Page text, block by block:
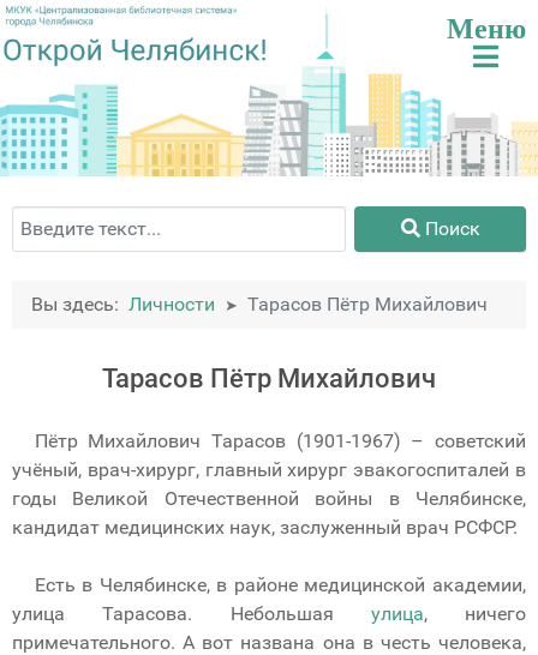
Поиск Поиск
Вы здесь: Личности Тарасов Пётр Михайлович
Тарасов Пётр Михайлович
Пётр Михайлович Тарасов (1901-1967) – советский
учёный, врач-хирург, главный хирург эвакогоспиталей в
годы Великой Отечественной войны в Челябинске,
кандидат медицинских наук, заслуженный врач РСФСР.
Есть в Челябинске, в районе медицинской академии,
улица Тарасова. Небольшая улица, ничего
примечательного. А вот названа она в честь человека,